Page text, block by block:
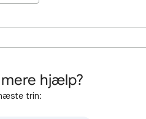
hjælp?
trin: